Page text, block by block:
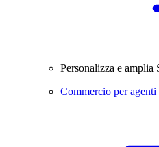
Personalizza e amplia
Commercio per agenti